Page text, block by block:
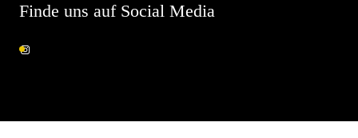
Finde uns auf Social Media